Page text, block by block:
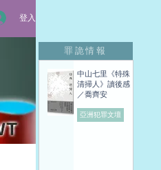
登入
罪詭情報
中山七里《特殊
清掃人》讀後感
／喬齊安
亞洲犯罪文壇